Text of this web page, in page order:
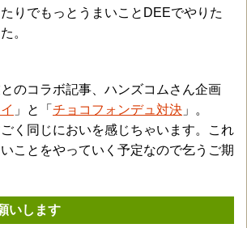
りでもっとうまいことDEEでやりた
。
のコラボ記事、ハンズコムさん企画
」と「 チョコフォンデュ対決 」。
く同じにおいを感じちゃいます。これ
ことをやっていく予定なので乞うご期
いします